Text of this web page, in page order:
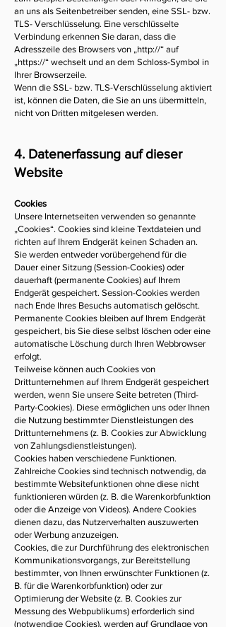
an uns als Seitenbetreiber senden, eine SSL- bzw.
TLS- Verschlüsselung. Eine verschlüsselte
Verbindung erkennen Sie daran, dass die
Adresszeile des Browsers von „http://“ auf
„https://“ wechselt und an dem Schloss-Symbol in
Ihrer Browserzeile.
Wenn die SSL- bzw. TLS-Verschlüsselung aktiviert
ist, können die Daten, die Sie an uns übermitteln,
nicht von Dritten mitgelesen werden.
4. Datenerfassung auf dieser
Website
Cookies
Unsere Internetseiten verwenden so genannte
„Cookies“. Cookies sind kleine Textdateien und
richten auf Ihrem Endgerät keinen Schaden an.
Sie werden entweder vorübergehend für die
Dauer einer Sitzung (Session-Cookies) oder
dauerhaft (permanente Cookies) auf Ihrem
Endgerät gespeichert. Session-Cookies werden
nach Ende Ihres Besuchs automatisch gelöscht.
Permanente Cookies bleiben auf Ihrem Endgerät
gespeichert, bis Sie diese selbst löschen oder eine
automatische Löschung durch Ihren Webbrowser
erfolgt.
Teilweise können auch Cookies von
Drittunternehmen auf Ihrem Endgerät gespeichert
werden, wenn Sie unsere Seite betreten (Third-
Party-Cookies). Diese ermöglichen uns oder Ihnen
die Nutzung bestimmter Dienstleistungen des
Drittunternehmens (z. B. Cookies zur Abwicklung
von Zahlungsdienstleistungen).
Cookies haben verschiedene Funktionen.
Zahlreiche Cookies sind technisch notwendig, da
bestimmte Websitefunktionen ohne diese nicht
funktionieren würden (z. B. die Warenkorbfunktion
oder die Anzeige von Videos). Andere Cookies
dienen dazu, das Nutzerverhalten auszuwerten
oder Werbung anzuzeigen.
Cookies, die zur Durchführung des elektronischen
Kommunikationsvorgangs, zur Bereitstellung
bestimmter, von Ihnen erwünschter Funktionen (z.
B. für die Warenkorbfunktion) oder zur
Optimierung der Website (z. B. Cookies zur
Messung des Webpublikums) erforderlich sind
(notwendige Cookies), werden auf Grundlage von